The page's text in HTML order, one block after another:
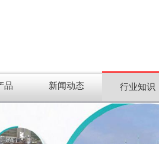
品 新闻动态 行业知识